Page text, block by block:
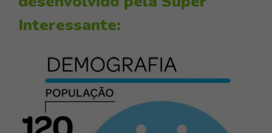
Interessante: